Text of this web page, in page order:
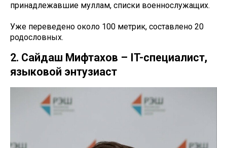
принадлежавшие муллам, списки военнослужащих.
Уже переведено около 100 метрик, составлено 20
родословных.
2. Сайдаш Мифтахов – IT-специалист,
языковой энтузиаст